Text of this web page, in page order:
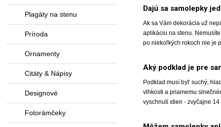
Dajú sa samolepky
Ak sa Vám dekorácia už
aplikáciu na stenu.
po niekoľkých rokoch nie je
Aký podklad je pre
Podklad musí byť suchý,
vlhkosti a priamemu
vyschnutí stien - zvyčajne 14
Plagáty na stenu
Príroda
Ornamenty
Citáty & Nápisy
Designové
Fotorámčeky